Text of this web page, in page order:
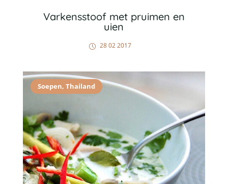
Varkensstoof met pruimen en
uien
28 02 2017
Soepen, Thailand